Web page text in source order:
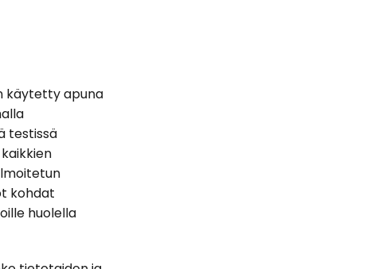
käytetty apuna
testissä
kohdat
huolella